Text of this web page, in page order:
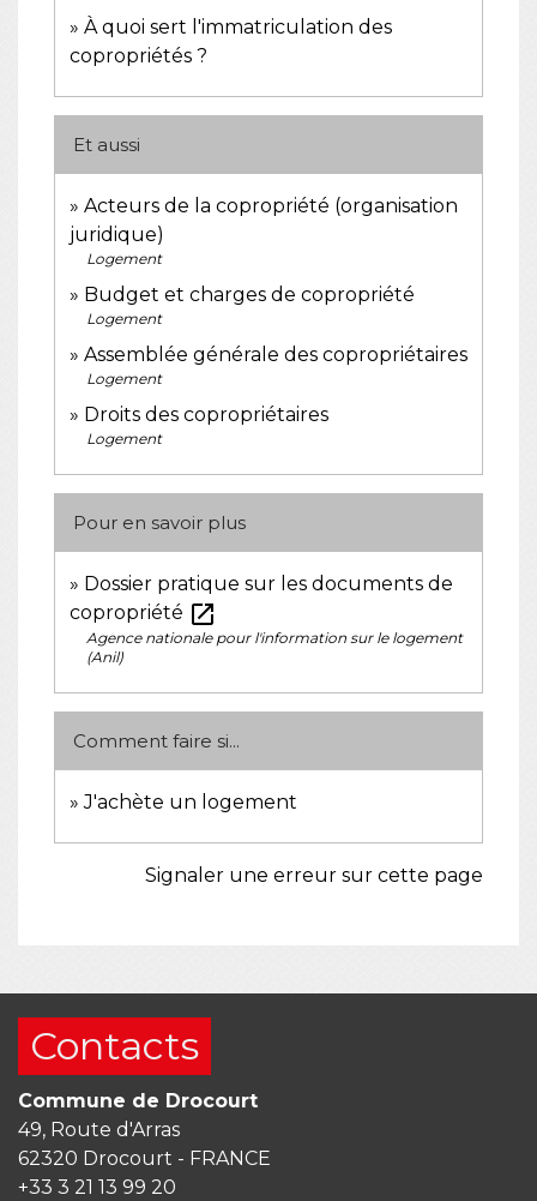
À quoi sert l'immatriculation des
copropriétés ?
Et aussi
Acteurs de la copropriété (organisation
juridique)
Logement
Budget et charges de copropriété
Logement
Assemblée générale des copropriétaires
Logement
Droits des copropriétaires
Logement
Pour en savoir plus
Dossier pratique sur les documents de
copropriété open_in_new
Agence nationale pour l'information sur le logement
(Anil)
Comment faire si...
J'achète un logement
Signaler une erreur sur cette page
Contacts
Commune de Drocourt
49, Route d'Arras
62320 Drocourt - FRANCE
+33 3 21 13 99 20